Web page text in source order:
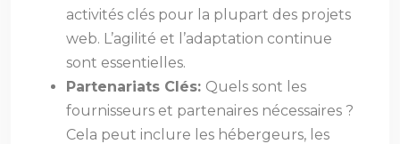
activités clés pour la plupart des projets
web. L’agilité et l’adaptation continue
sont essentielles.
Partenariats Clés: Quels sont les
fournisseurs et partenaires nécessaires ?
Cela peut inclure les hébergeurs, les